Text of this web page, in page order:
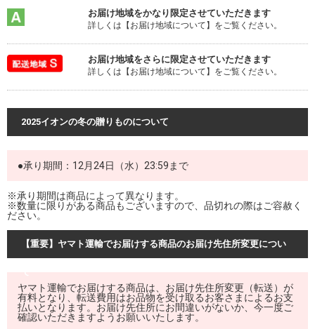
お届け地域をかなり限定させていただきます
詳しくは【お届け地域について】をご覧ください。
お届け地域をさらに限定させていただきます
詳しくは【お届け地域について】をご覧ください。
2025イオンの冬の贈りものについて
●承り期間：12月24日（水）23:59まで
※承り期間は商品によって異なります。
※数量に限りがある商品もございますので、品切れの際はご容赦く
ださい。
【重要】ヤマト運輸でお届けする商品のお届け先住所変更につい
ヤマト運輸でお届けする商品は、お届け先住所変更（転送）が
有料となり、転送費用はお品物を受け取るお客さまによるお支
払いとなります。お届け先住所にお間違いがないか、今一度ご
確認いただきますようお願いいたします。